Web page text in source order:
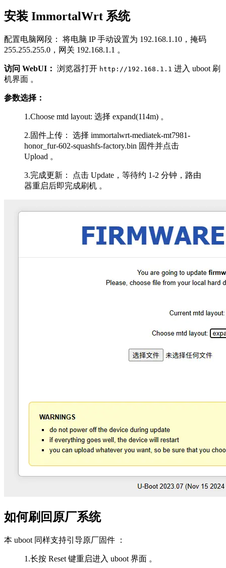
安装 ImmortalWrt 系统
配置电脑网段： 将电脑 IP 手动设置为 192.168.1.10，掩码
255.255.255.0，网关 192.168.1.1 。
访问 WebUI： 浏览器打开 http://192.168.1.1 进入 uboot 刷
机界面 。
参数选择：
1.Choose mtd layout: 选择 expand(114m) 。
2.固件上传： 选择 immortalwrt-mediatek-mt7981-
honor_fur-602-squashfs-factory.bin 固件并点击
Upload 。
3.完成更新： 点击 Update，等待约 1-2 分钟，路由
器重启后即完成刷机 。
如何刷回原厂系统
本 uboot 同样支持引导原厂固件 ：
1.长按 Reset 键重启进入 uboot 界面 。